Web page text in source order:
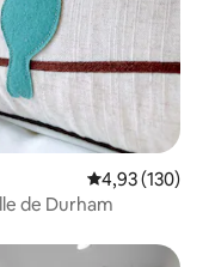
Évaluation
4,93 (130)
de Durham